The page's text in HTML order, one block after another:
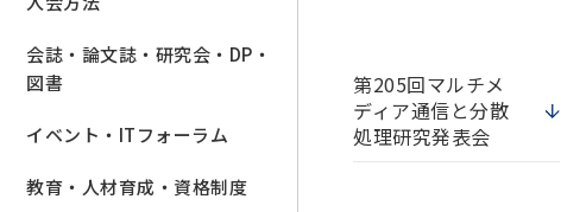
会誌・論文誌・研究会・DP・
図書
イベント・ITフォーラム
教育・人材育成・資格制度
第205回マルチメ
ディア通信と分散
処理研究発表会